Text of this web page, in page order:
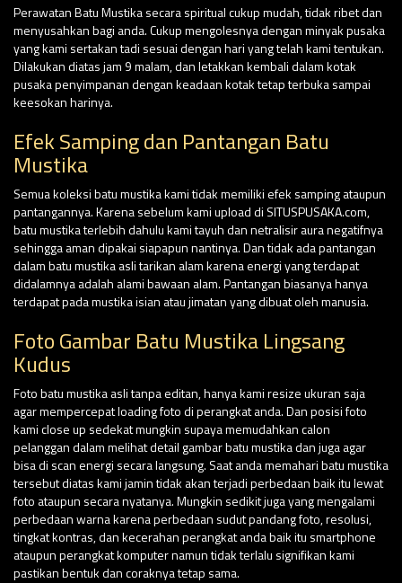
Perawatan Batu Mustika secara spiritual cukup mudah, tidak ribet dan
menyusahkan bagi anda. Cukup mengolesnya dengan minyak pusaka
yang kami sertakan tadi sesuai dengan hari yang telah kami tentukan.
Dilakukan diatas jam 9 malam, dan letakkan kembali dalam kotak
pusaka penyimpanan dengan keadaan kotak tetap terbuka sampai
keesokan harinya.
Efek Samping dan Pantangan Batu
Mustika
Semua koleksi batu mustika kami tidak memiliki efek samping ataupun
pantangannya. Karena sebelum kami upload di SITUSPUSAKA.com,
batu mustika terlebih dahulu kami tayuh dan netralisir aura negatifnya
sehingga aman dipakai siapapun nantinya. Dan tidak ada pantangan
dalam batu mustika asli tarikan alam karena energi yang terdapat
didalamnya adalah alami bawaan alam. Pantangan biasanya hanya
terdapat pada mustika isian atau jimatan yang dibuat oleh manusia.
Foto Gambar Batu Mustika Lingsang
Kudus
Foto batu mustika asli tanpa editan, hanya kami resize ukuran saja
agar mempercepat loading foto di perangkat anda. Dan posisi foto
kami close up sedekat mungkin supaya memudahkan calon
pelanggan dalam melihat detail gambar batu mustika dan juga agar
bisa di scan energi secara langsung. Saat anda memahari batu mustika
tersebut diatas kami jamin tidak akan terjadi perbedaan baik itu lewat
foto ataupun secara nyatanya. Mungkin sedikit juga yang mengalami
perbedaan warna karena perbedaan sudut pandang foto, resolusi,
tingkat kontras, dan kecerahan perangkat anda baik itu smartphone
ataupun perangkat komputer namun tidak terlalu signifikan kami
pastikan bentuk dan coraknya tetap sama.